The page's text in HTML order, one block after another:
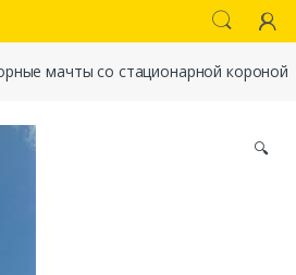
мачты со стационарной короной
🔍